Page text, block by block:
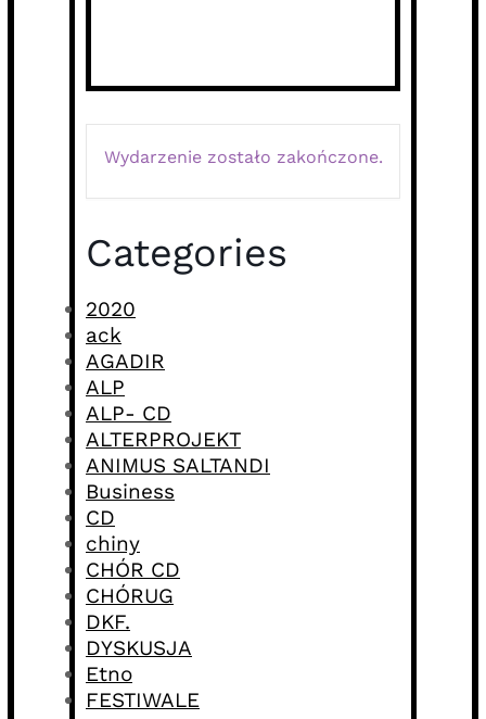
Wydarzenie zostało zakończone.
Categories
2020
ack
AGADIR
ALP
ALP- CD
ALTERPROJEKT
ANIMUS SALTANDI
Business
CD
chiny
CHÓR CD
CHÓRUG
DKF.
DYSKUSJA
Etno
FESTIWALE